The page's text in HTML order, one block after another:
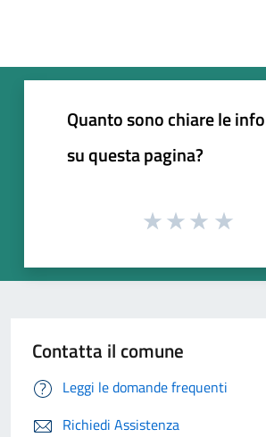
Quanto sono chiare le
su questa pagina?
Contatta il comune
Leggi le domande frequenti
Richiedi Assistenza